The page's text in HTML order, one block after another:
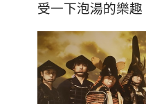
受一下泡湯的樂趣